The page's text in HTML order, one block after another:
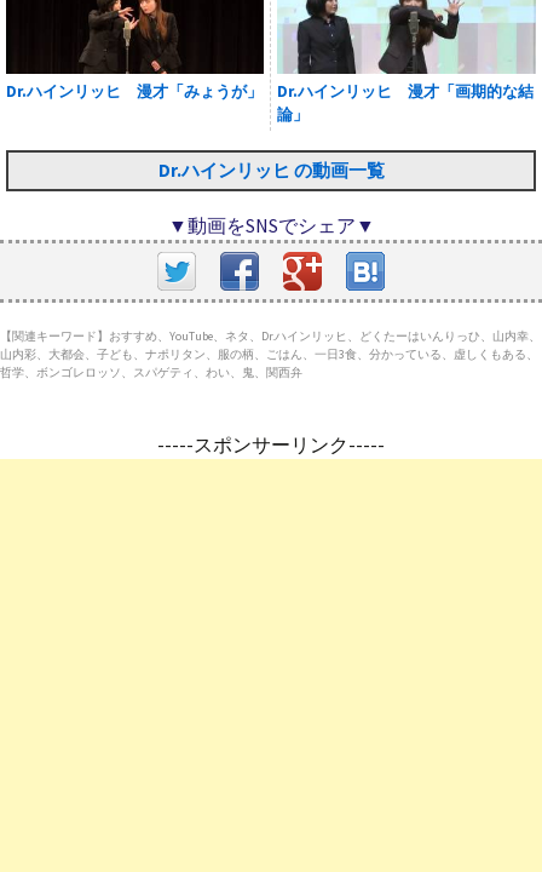
Dr.ハインリッヒ 漫才「みょうが」
Dr.ハインリッヒ 漫才「画期的な結
論」
Dr.ハインリッヒ の動画一覧
▼動画をSNSでシェア▼
【関連キーワード】おすすめ、YouTube、ネタ、Dr.ハインリッヒ、どくたーはいんりっひ、山内幸、
山内彩、大都会、子ども、ナポリタン、服の柄、ごはん、一日3食、分かっている、虚しくもある、
哲学、ボンゴレロッソ、スパゲティ、わい、鬼、関西弁
-----スポンサーリンク-----